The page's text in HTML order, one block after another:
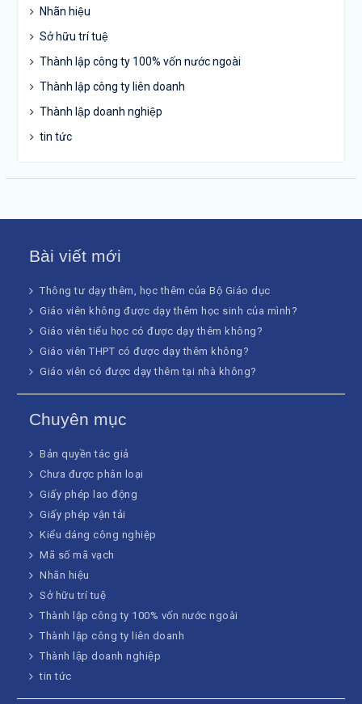
Nhãn hiệu
Sở hữu trí tuệ
Thành lập công ty 100% vốn nước ngoài
Thành lập công ty liên doanh
Thành lập doanh nghiệp
tin tức
Bài viết mới
Thông tư dạy thêm, học thêm của Bộ Giáo dục
Giáo viên không được dạy thêm học sinh của mình?
Giáo viên tiểu học có được dạy thêm không?
Giáo viên THPT có được dạy thêm không?
Giáo viên có được dạy thêm tại nhà không?
Chuyên mục
Bản quyền tác giả
Chưa được phân loại
Giấy phép lao động
Giấy phép vận tải
Kiểu dáng công nghiệp
Mã số mã vạch
Nhãn hiệu
Sở hữu trí tuệ
Thành lập công ty 100% vốn nước ngoài
Thành lập công ty liên doanh
Thành lập doanh nghiệp
tin tức